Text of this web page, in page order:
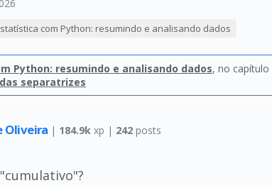
com Python: resumindo e analisando dados
Python: resumindo e analisando dados, no capítulo
separatrizes
Oliveira | 184.9k xp | 242 posts